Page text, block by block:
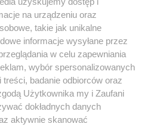
na urządzeniu oraz
takie jak unikalne
informacje wysyłane przez
w celu zapewniania
wybór spersonalizowanych
badanie odbiorców oraz
Użytkownika my i Zaufani
dokładnych danych
aktywnie skanować